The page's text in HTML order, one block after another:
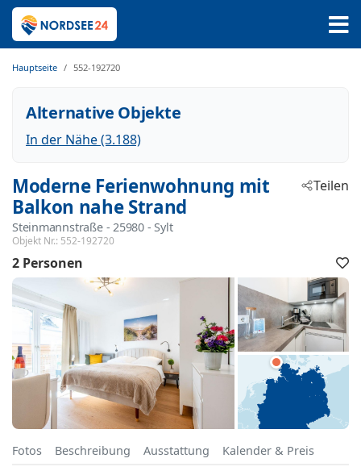
Hauptseite 552-192720
Alternative Objekte
In der Nähe (3.188)
Moderne Ferienwohnung mit
Balkon nahe Strand
Steinmannstraße - 25980 - Sylt
Objekt Nr.: 552-192720
Teilen
2 Personen
Fotos Beschreibung Ausstattung Kalender & Preis